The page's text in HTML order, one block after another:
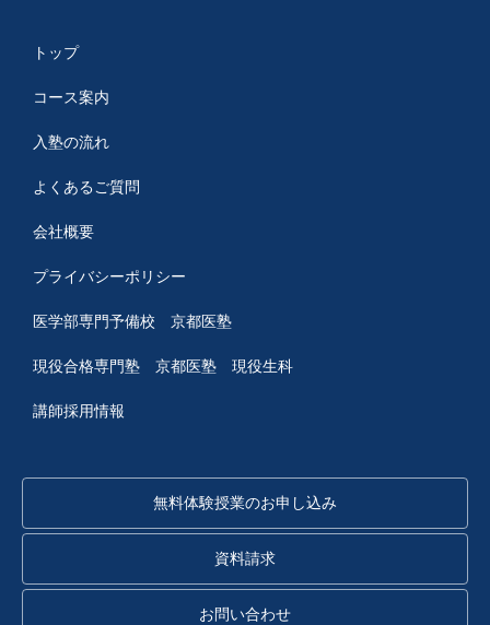
トップ
コース案内
入塾の流れ
よくあるご質問
会社概要
プライバシーポリシー
医学部専門予備校 京都医塾
現役合格専門塾 京都医塾 現役生科
講師採用情報
無料体験授業のお申し込み
資料請求
お問い合わせ